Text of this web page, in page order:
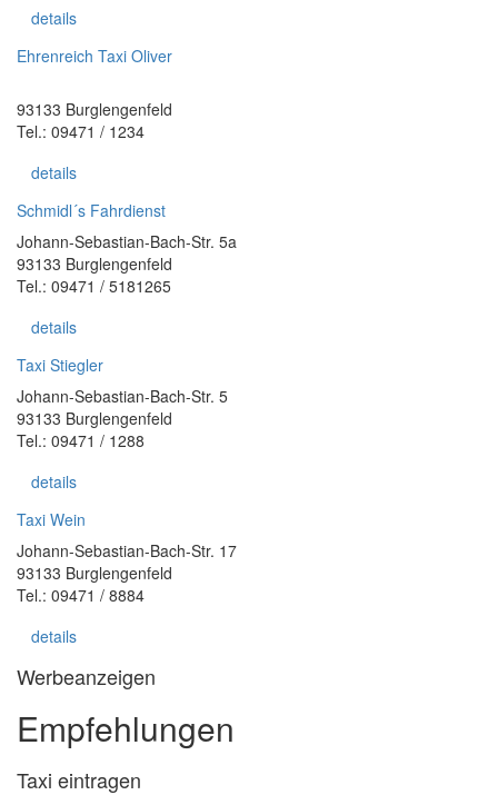
details
Ehrenreich Taxi Oliver
93133 Burglengenfeld
Tel.: 09471 / 1234
details
Schmidl´s Fahrdienst
Johann-Sebastian-Bach-Str. 5a
93133 Burglengenfeld
Tel.: 09471 / 5181265
details
Taxi Stiegler
Johann-Sebastian-Bach-Str. 5
93133 Burglengenfeld
Tel.: 09471 / 1288
details
Taxi Wein
Johann-Sebastian-Bach-Str. 17
93133 Burglengenfeld
Tel.: 09471 / 8884
details
Werbeanzeigen
Empfehlungen
Taxi eintragen